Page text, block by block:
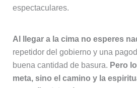
espectaculares.
Al llegar a la cima no esperes
repetidor del gobierno y una
buena cantidad de basura. Pero
meta, sino el camino y la